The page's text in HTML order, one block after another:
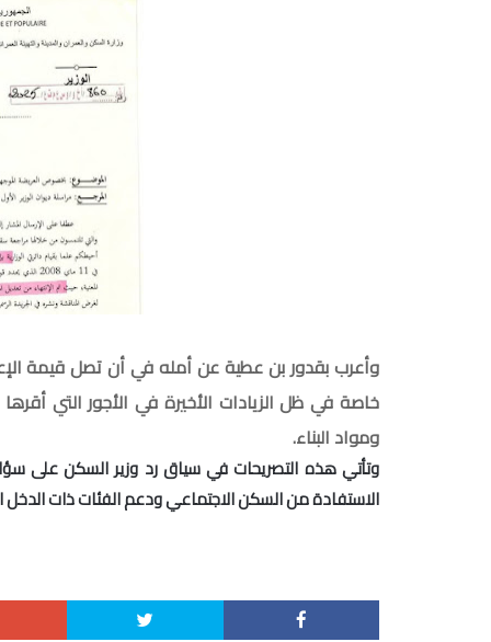
خاصة في ظل الزيادات الأخيرة في الأجور التي
ومواد البناء.
وتأتي هذه التصريحات في سياق رد وزير السكن على
الاستفادة من السكن الاجتماعي ودعم الفئات ذات الدخل